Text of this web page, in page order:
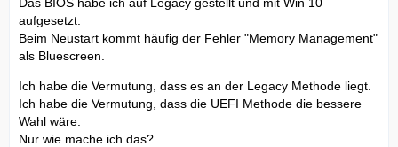
aufgesetzt.
Beim Neustart kommt häufig der Fehler "Memory Management"
als Bluescreen.
Ich habe die Vermutung, dass es an der Legacy Methode liegt.
Ich habe die Vermutung, dass die UEFI Methode die bessere
Wahl wäre.
Nur wie mache ich das?